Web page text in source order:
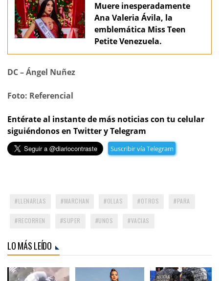
Muere inesperadamente
Ana Valeria Ávila, la
emblemática Miss Teen
Petite Venezuela.
DC – Ángel Nuñez
Foto: Referencial
Entérate al instante de más noticias con tu celular
siguiéndonos en Twitter y Telegram
Suscribir vía Telegram
LLENARLAS MARCHAN OLLAS OTROS PARA
RECORREN SUPER UNOS VACIAS
LO MÁS LEÍDO